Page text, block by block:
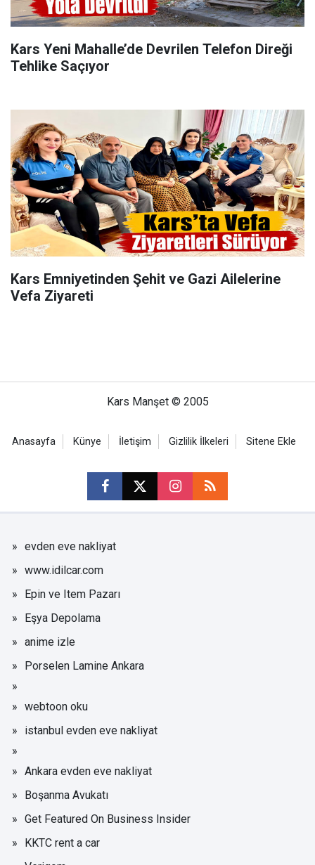
Kars Yeni Mahalle’de Devrilen Telefon Direği
Tehlike Saçıyor
Kars Emniyetinden Şehit ve Gazi Ailelerine
Vefa Ziyareti
Kars Manşet © 2005
Anasayfa Künye İletişim Gizlilik İlkeleri Sitene Ekle
evden eve nakliyat
www.idilcar.com
Epin ve Item Pazarı
Eşya Depolama
anime izle
Porselen Lamine Ankara
webtoon oku
istanbul evden eve nakliyat
Ankara evden eve nakliyat
Boşanma Avukatı
Get Featured On Business Insider
KKTC rent a car